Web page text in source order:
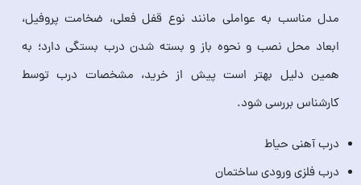
مدل مناسب به عواملی مانند نوع قفل فعلی، ضخامت پروفیل،
ابعاد محل نصب و نحوه باز و بسته شدن درب بستگی دارد؛ به
همین دلیل بهتر است پیش از خرید، مشخصات درب توسط
کارشناس بررسی شود.
درب آهنی حیاط
درب فلزی ورودی ساختمان